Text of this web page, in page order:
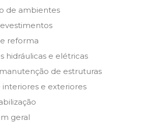
de ambientes
reforma
hidráulicas e elétricas
de estruturas
interiores e exteriores
geral